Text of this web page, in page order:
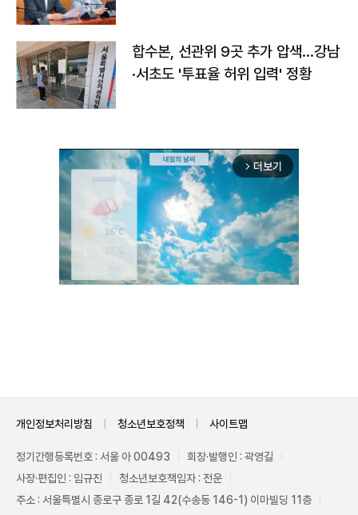
합수본, 선관위 9곳 추가 압색…강남
·서초도 '투표율 허위 입력' 정황
arrow_forward_ios 더보기
개인정보처리방침 청소년보호정책 사이트맵
정기간행등록번호 : 서울 아 00493
회장·발행인 : 곽영길
사장·편집인 : 임규진
청소년보호책임자 : 전운
주소 : 서울특별시 종로구 종로 1길 42(수송동 146-1) 이마빌딩 11층